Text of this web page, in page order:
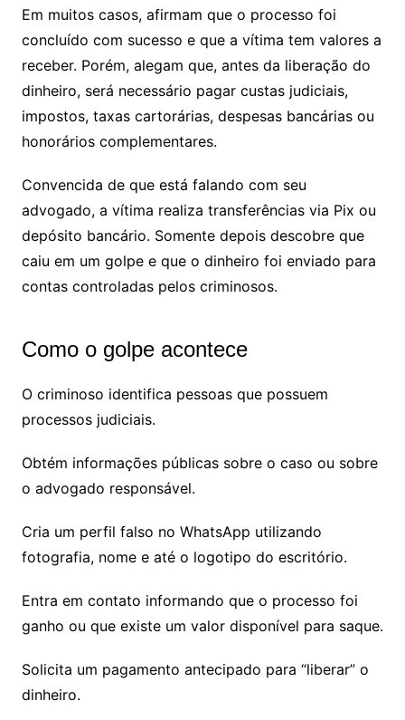
Em muitos casos, afirmam que o processo foi
concluído com sucesso e que a vítima tem valores a
receber. Porém, alegam que, antes da liberação do
dinheiro, será necessário pagar custas judiciais,
impostos, taxas cartorárias, despesas bancárias ou
honorários complementares.
Convencida de que está falando com seu
advogado, a vítima realiza transferências via Pix ou
depósito bancário. Somente depois descobre que
caiu em um golpe e que o dinheiro foi enviado para
contas controladas pelos criminosos.
Como o golpe acontece
O criminoso identifica pessoas que possuem
processos judiciais.
Obtém informações públicas sobre o caso ou sobre
o advogado responsável.
Cria um perfil falso no WhatsApp utilizando
fotografia, nome e até o logotipo do escritório.
Entra em contato informando que o processo foi
ganho ou que existe um valor disponível para saque.
Solicita um pagamento antecipado para “liberar” o
dinheiro.